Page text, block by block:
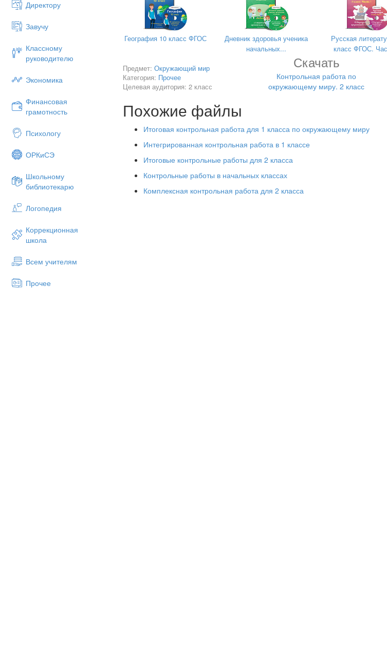
Директору
Завучу
Классному
руководителю
Экономика
Финансовая
грамотность
Психологу
ОРКиСЭ
Школьному
библиотекарю
Логопедия
Коррекционная
школа
Всем учителям
Прочее
Заполни таблицу, пользуясь текстом:
Дата
Состояние неба Температура воздуха
. Какие изобретение мог бы сделать древний человек:
а) телевидение в) телефон
б) лук и стрелы г) электричество
10.
Какой орган чувств помогают помогает маленькому ребёнку различить
А) орган слуха в) орган обоняния
Б) орган зрения г) орган вкуса
География 10 класс ФГОС
Дневник здоровья ученика
начальных...
Русская
класс ФГОС.
Предмет: Окружающий мир
Категория: Прочее
Целевая аудитория: 2 класс
Скачать
Контрольная работа по
окружающему миру. 2 класс
Похожие файлы
Итоговая контрольная работа для 1 класса по окружающему миру
Интегрированная контрольная работа в 1 классе
Итоговые контрольные работы для 2 класса
Контрольные работы в начальных классах
Комплексная контрольная работа для 2 класса